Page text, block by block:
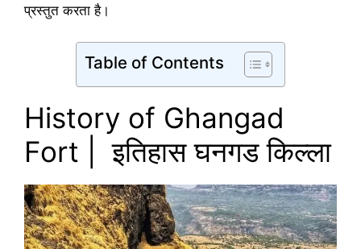
प्रस्तुत करता है।
Table of Contents
History of Ghangad
Fort | इतिहास घनगड किल्ला